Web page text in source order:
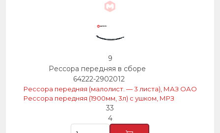
9
Рессора передняя в сборе
64222-2902012
Рессора передняя (малолист. — 3 листа), МАЗ ОАО
Рессора передняя (1900мм, 3л) с ушком, МРЗ
33
4